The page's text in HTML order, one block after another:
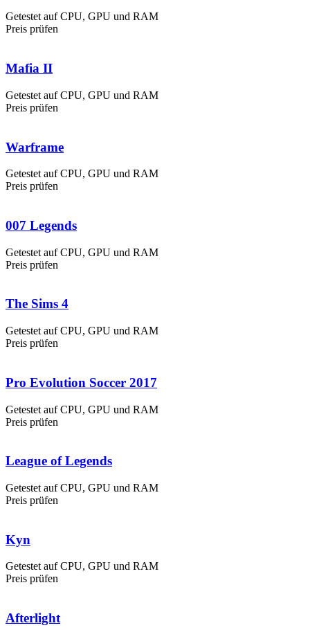
Getestet auf CPU, GPU und RAM
Preis prüfen
Mafia II
Getestet auf CPU, GPU und RAM
Preis prüfen
Warframe
Getestet auf CPU, GPU und RAM
Preis prüfen
007 Legends
Getestet auf CPU, GPU und RAM
Preis prüfen
The Sims 4
Getestet auf CPU, GPU und RAM
Preis prüfen
Pro Evolution Soccer 2017
Getestet auf CPU, GPU und RAM
Preis prüfen
League of Legends
Getestet auf CPU, GPU und RAM
Preis prüfen
Kyn
Getestet auf CPU, GPU und RAM
Preis prüfen
Afterlight